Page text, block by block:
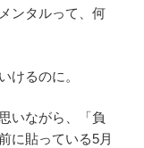
ンタルって、何
けるのに。
いながら、「負
に貼っている5月